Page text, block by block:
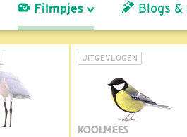
Filmpjes Blogs &
UITGEVLOGEN
KOOLMEES